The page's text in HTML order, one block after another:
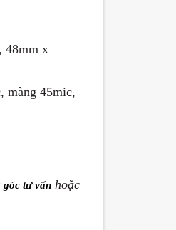
48mm x
màng 45mic,
góc tư vấn hoặc